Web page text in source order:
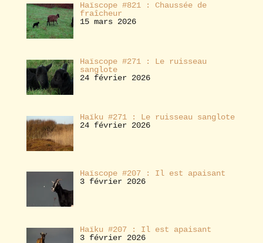
Haïscope #821 : Chaussée de
fraîcheur
15 mars 2026
Haïscope #271 : Le ruisseau
sanglote
24 février 2026
Haïku #271 : Le ruisseau sanglote
24 février 2026
Haïscope #207 : Il est apaisant
3 février 2026
Haïku #207 : Il est apaisant
3 février 2026